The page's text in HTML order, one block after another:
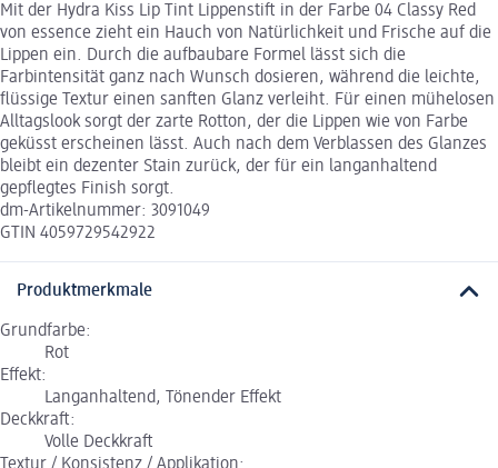
Mit der Hydra Kiss Lip Tint Lippenstift in der Farbe 04 Classy Red
von essence zieht ein Hauch von Natürlichkeit und Frische auf die
Lippen ein. Durch die aufbaubare Formel lässt sich die
Farbintensität ganz nach Wunsch dosieren, während die leichte,
flüssige Textur einen sanften Glanz verleiht. Für einen mühelosen
Alltagslook sorgt der zarte Rotton, der die Lippen wie von Farbe
geküsst erscheinen lässt. Auch nach dem Verblassen des Glanzes
bleibt ein dezenter Stain zurück, der für ein langanhaltend
gepflegtes Finish sorgt.
dm-Artikelnummer: 3091049
GTIN 4059729542922
Produktmerkmale
Grundfarbe:
Rot
Effekt:
Langanhaltend, Tönender Effekt
Deckkraft:
Volle Deckkraft